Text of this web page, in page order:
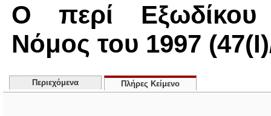
Ο περί Εξωδίκου
Νόμος του 1997
Περιεχόμενα Πλήρες Κείμενο